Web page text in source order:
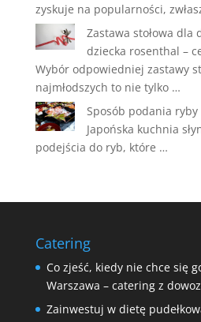
zyskuje na popularności,
Zastawa stołowa dla
dziecka rosenthal –
Wybór odpowiedniej zastawy
najmłodszych to nie tylko …
Sposób podania
Japońska kuchnia
podejścia do ryb, które …
Catering
Co zjeść, kiedy nie chce się
Warszawa – catering z
Zainwestuj w dietę